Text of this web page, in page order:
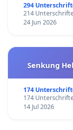
294
214
24 Jun 2026
Senkung
174
174
14 Jul 2026